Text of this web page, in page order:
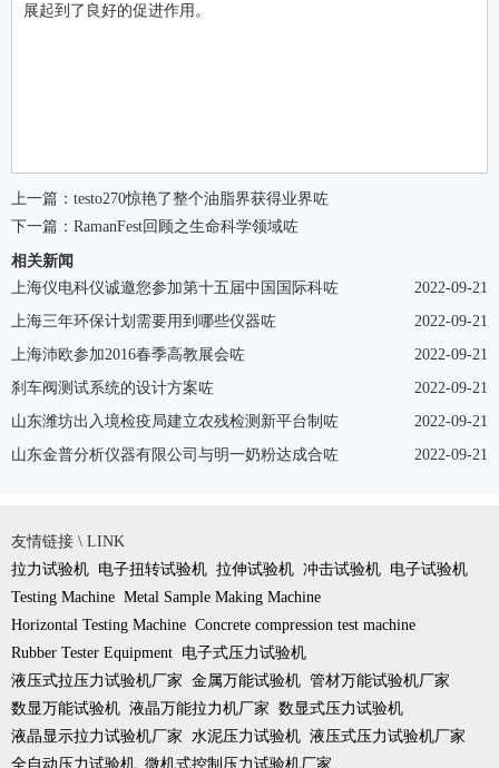
展起到了良好的促进作用。
上一篇： testo270惊艳了整个油脂界获得业界咗
下一篇： RamanFest回顾之生命科学领域咗
相关新闻
2022-09-21
上海仪电科仪诚邀您参加第十五届中国国际科咗
2022-09-21
上海三年环保计划需要用到哪些仪器咗
2022-09-21
上海沛欧参加2016春季高教展会咗
2022-09-21
刹车阀测试系统的设计方案咗
2022-09-21
山东潍坊出入境检疫局建立农残检测新平台制咗
2022-09-21
山东金普分析仪器有限公司与明一奶粉达成合咗
友情链接 \ LINK
拉力试验机 电子扭转试验机 拉伸试验机 冲击试验机 电子试验机
Testing Machine Metal Sample Making Machine
Horizontal Testing Machine Concrete compression test machine
Rubber Tester Equipment 电子式压力试验机
液压式拉压力试验机厂家 金属万能试验机 管材万能试验机厂家
数显万能试验机 液晶万能拉力机厂家 数显式压力试验机
液晶显示拉力试验机厂家 水泥压力试验机 液压式压力试验机厂家
全自动压力试验机 微机式控制压力试验机厂家